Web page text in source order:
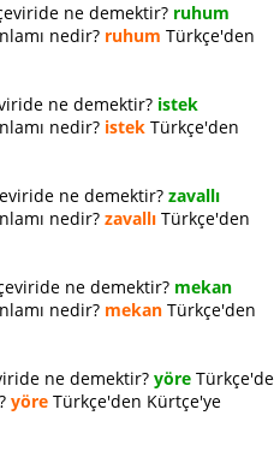
ne demektir? ruhum
nedir? ruhum Türkçe'den
ne demektir? istek
nedir? istek Türkçe'den
ne demektir? zavallı
nedir? zavallı Türkçe'den
ne demektir? mekan
nedir? mekan Türkçe'den
ne demektir? yöre
yöre Türkçe'den Kürtçe'ye